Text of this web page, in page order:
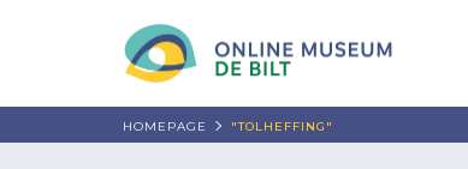
HOMEPAGE "TOLHEFFING"